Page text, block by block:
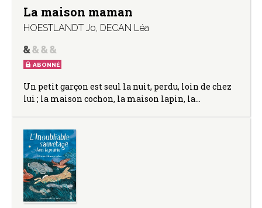
La maison maman
HOESTLANDT Jo, DECAN Léa
ABONNÉ
Un petit garçon est seul la nuit, perdu, loin de chez
lui ; la maison cochon, la maison lapin, la…